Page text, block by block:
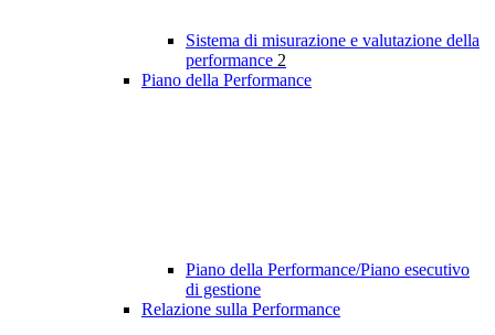
Sistema di misurazione e valutazione della
performance 2
Piano della Performance
Piano della Performance/Piano esecutivo
di gestione
Relazione sulla Performance